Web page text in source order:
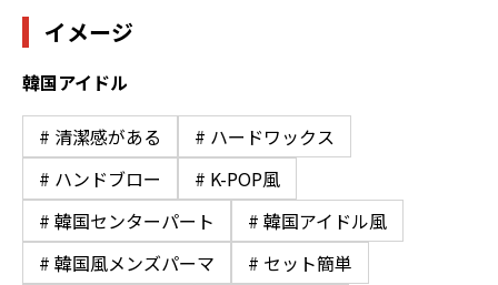
イメージ
韓国アイドル
# 清潔感がある
# ハードワックス
# ハンドブロー
# K-POP風
# 韓国センターパート
# 韓国アイドル風
# 韓国風メンズパーマ
# セット簡単